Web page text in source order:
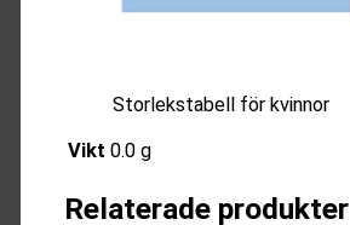
Storlekstabell för kvinnor
Vikt 0.0 g
Relaterade produkter